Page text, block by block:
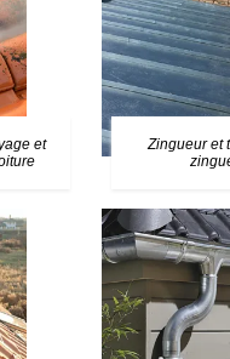
et
Zingueur et